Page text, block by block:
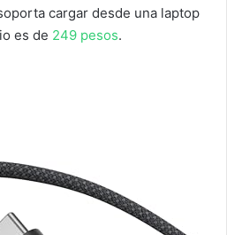
cargar desde una laptop
es de 249 pesos.